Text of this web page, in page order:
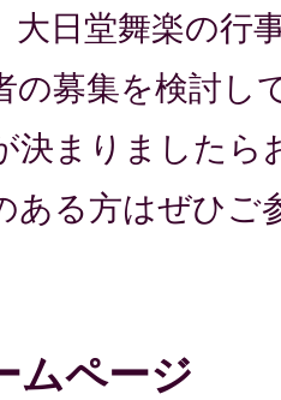
大日堂舞楽の行
の募集を検討し
決まりましたら
ある方はぜひご
ムページ